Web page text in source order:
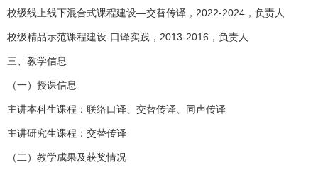
校级线上线下混合式课程建设—交替传译，2022-2024，负责人
校级精品示范课程建设-口译实践，2013-2016，负责人
三、教学信息
（一）授课信息
主讲本科生课程：联络口译、交替传译、同声传译
主讲研究生课程：交替传译
（二）教学成果及获奖情况